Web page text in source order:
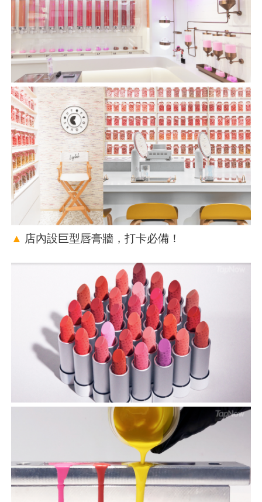
▲ 店內設巨型唇膏牆，打卡必備！